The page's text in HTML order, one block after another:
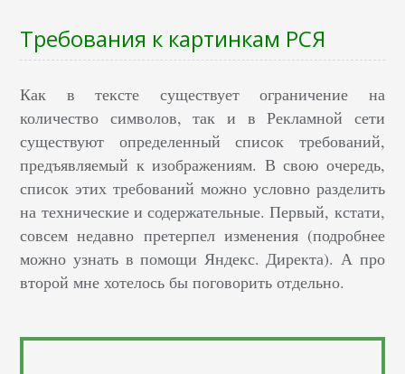
Требования к картинкам РСЯ
Как в тексте существует ограничение на
количество символов, так и в Рекламной сети
существуют определенный список требований,
предъявляемый к изображениям. В свою очередь,
список этих требований можно условно разделить
на технические и содержательные. Первый, кстати,
совсем недавно претерпел изменения (подробнее
можно узнать в помощи Яндекс. Директа). А про
второй мне хотелось бы поговорить отдельно.